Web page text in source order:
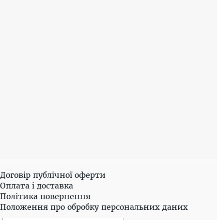
Договір публічної оферти
Оплата і доставка
Політика повернення
Положення про обробку персональних даних